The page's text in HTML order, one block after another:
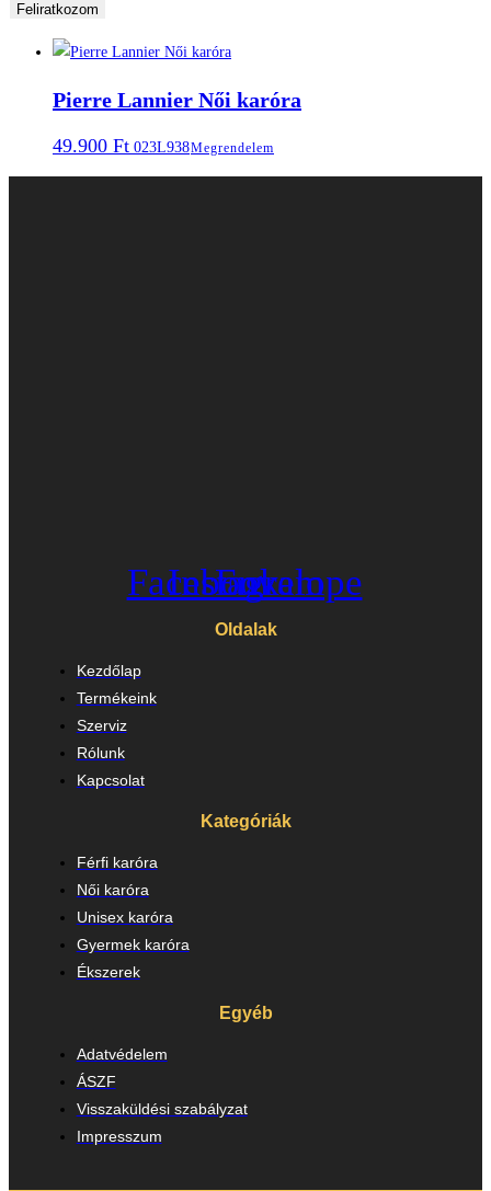
Feliratkozom
Pierre Lannier Női karóra
49.900 Ft 023L938Megrendelem
Facebook
Instagram
Envelope
Oldalak
Kezdőlap
Termékeink
Szerviz
Rólunk
Kapcsolat
Kategóriák
Férfi karóra
Női karóra
Unisex karóra
Gyermek karóra
Ékszerek
Egyéb
Adatvédelem
ÁSZF
Visszaküldési szabályzat
Impresszum